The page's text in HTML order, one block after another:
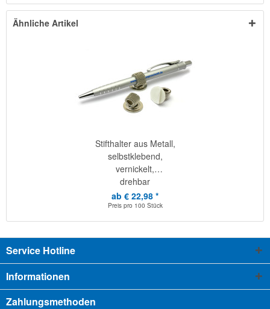
Ähnliche Artikel
Stifthalter aus Metall,
selbstklebend,
vernickelt,
drehbar
ab € 22,98 *
Preis pro 100 Stück
Service Hotline
Informationen
Zahlungsmethoden